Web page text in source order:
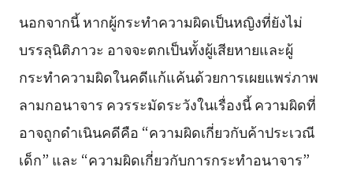
นอกจากนี้ หากผู้กระทำความผิดเป็นหญิงที่ยังไม่
บรรลุนิติภาวะ อาจจะตกเป็นทั้งผู้เสียหายและผู้
กระทำความผิดในคดีแก้แค้นด้วยการเผยแพร่ภาพ
ลามกอนาจาร ควรระมัดระวังในเรื่องนี้ ความผิดที่
อาจถูกดำเนินคดีคือ “ความผิดเกี่ยวกับค้าประเวณี
เด็ก” และ “ความผิดเกี่ยวกับการกระทำอนาจาร”